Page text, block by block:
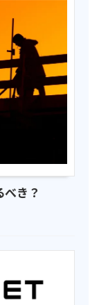
き？